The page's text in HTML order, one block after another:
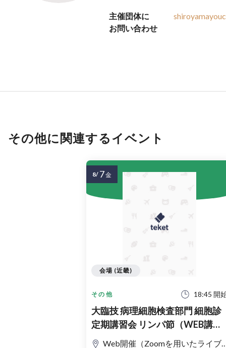
主催団体に
お問い合わせ
その他に関連するイベント
その他 18:45 開
大臨技 病理細胞検査部門 細胞診
定期講習会 リンパ節（WEB講習
会）Web開催（Zoomを用いたライブ配信）
会場 (近畿)
8/ 7金